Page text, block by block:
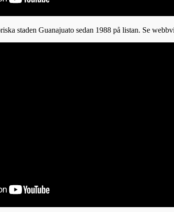
staden Guanajuato sedan 1988 på listan. Se